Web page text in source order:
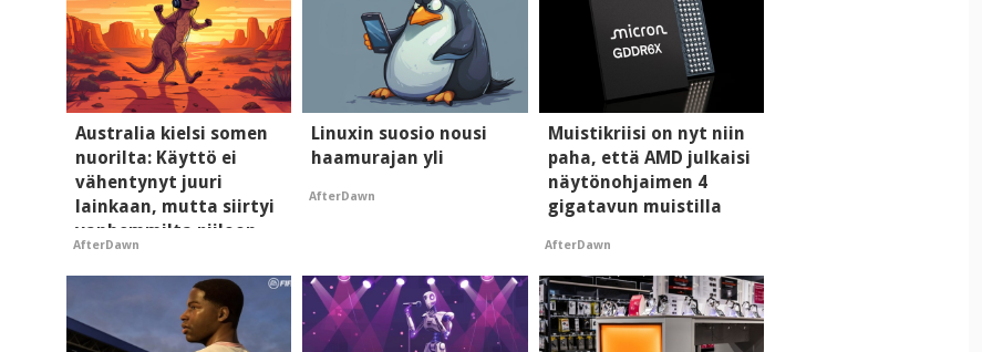
Australia kielsi somen
nuorilta: Käyttö ei
vähentynyt juuri
lainkaan, mutta siirtyi
vanhemmilta piiloon
AfterDawn
Linuxin suosio nousi
haamurajan yli
AfterDawn
Muistikriisi on nyt niin
paha, että AMD julkaisi
näytönohjaimen 4
gigatavun muistilla
AfterDawn